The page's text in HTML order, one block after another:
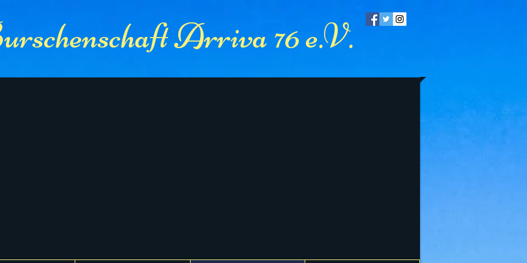
Arriva 76 e.V.